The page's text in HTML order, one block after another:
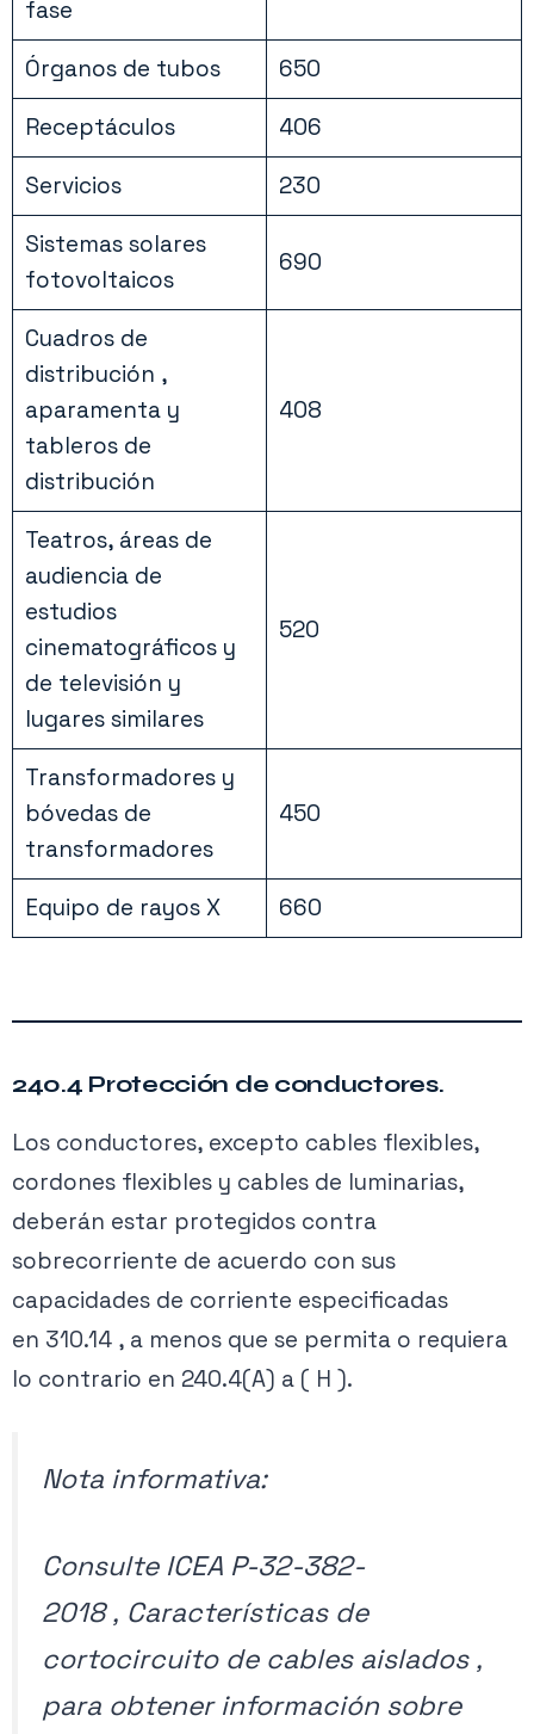
fase
Órganos de tubos
650
Receptáculos
406
Servicios
230
Sistemas solares
fotovoltaicos
690
Cuadros de
distribución ,
aparamenta y
tableros de
distribución
408
Teatros, áreas de
audiencia de
estudios
cinematográficos y
de televisión y
lugares similares
520
Transformadores y
bóvedas de
transformadores
450
Equipo de rayos X 660
240.4 Protección de conductores.
Los conductores, excepto cables flexibles,
cordones flexibles y cables de luminarias,
deberán estar protegidos contra
sobrecorriente de acuerdo con sus
capacidades de corriente especificadas
en 310.14 , a menos que se permita o requiera
lo contrario en 240.4(A) a ( H ).
Nota informativa:
Consulte ICEA P-32-382-
2018 , Características de
cortocircuito de cables aislados,
para obtener información sobre